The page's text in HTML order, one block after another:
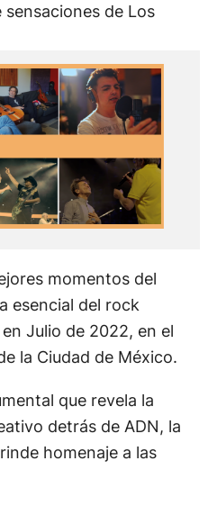
de Los
momentos del
esencial del rock
Julio de 2022, en el
la Ciudad de México.
que revela la
detrás de ADN, la
homenaje a las